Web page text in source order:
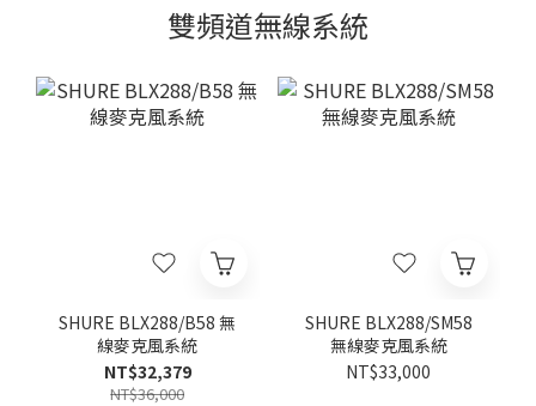
雙頻道無線系統
SHURE BLX288/B58 無
線麥克風系統
NT$32,379
NT$36,000
SHURE BLX288/SM58
無線麥克風系統
NT$33,000